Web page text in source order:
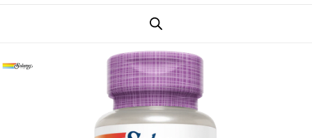
Suplementos alimentares